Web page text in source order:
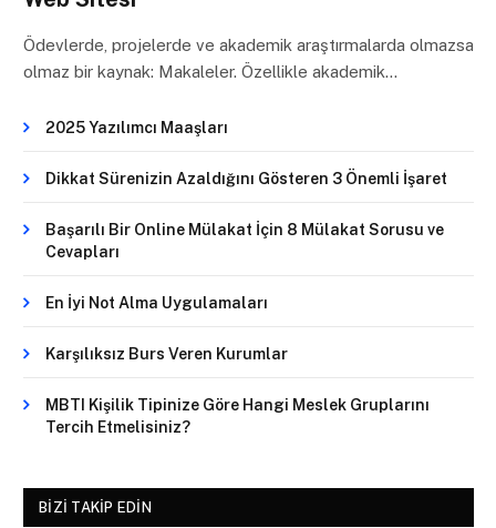
Ödevlerde, projelerde ve akademik araştırmalarda olmazsa
olmaz bir kaynak: Makaleler. Özellikle akademik…
2025 Yazılımcı Maaşları
Dikkat Sürenizin Azaldığını Gösteren 3 Önemli İşaret
Başarılı Bir Online Mülakat İçin 8 Mülakat Sorusu ve
Cevapları
En İyi Not Alma Uygulamaları
Karşılıksız Burs Veren Kurumlar
MBTI Kişilik Tipinize Göre Hangi Meslek Gruplarını
Tercih Etmelisiniz?
BIZI TAKIP EDIN